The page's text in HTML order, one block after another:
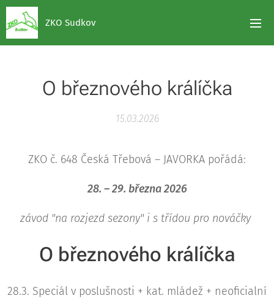
ZKO Sudkov
O březnového králíčka
15.03.2026
ZKO č. 648 Česká Třebová – JAVORKA pořádá:
28. – 29. března 2026
závod "na rozjezd sezony" i s třídou pro nováčky
O březnového králíčka
28.3. Speciál v poslušnosti + kat. mládež + neoficialní